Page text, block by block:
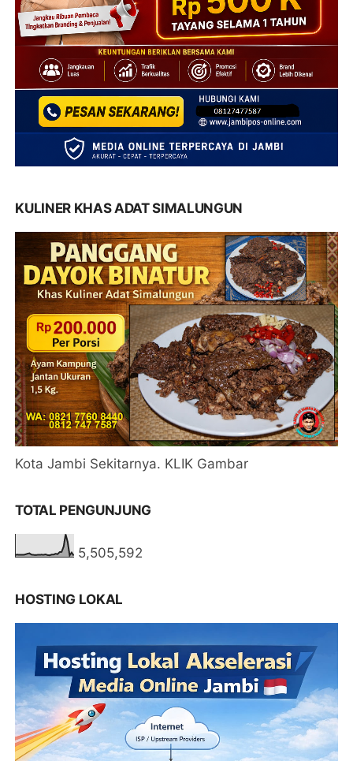
KULINER KHAS ADAT SIMALUNGUN
Kota Jambi Sekitarnya. KLIK Gambar
TOTAL PENGUNJUNG
5,505,592
HOSTING LOKAL